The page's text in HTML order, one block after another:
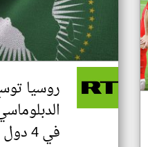
روسيا
في 4 دول أفريقية